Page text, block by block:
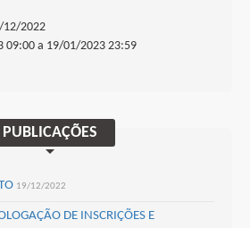
12/2022
09:00 a 19/01/2023 23:59
PUBLICAÇÕES
19/12/2022
DE INSCRIÇÕES E